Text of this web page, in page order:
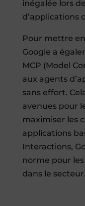
inégalée lors
d’applications
Pour mettre
Google a
MCP (Model
aux agents
sans effort.
avenues pour
maximiser les
applications
Interactions,
norme pour
dans le secteur.